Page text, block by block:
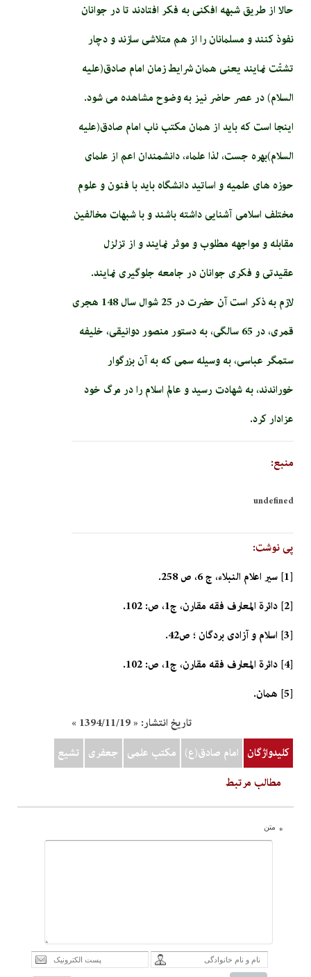
حالا از طریق شبهه افکنی به فکر افتادند تا در جوانان
نفوذ کنند و مسلمانان را از هم متلاشی سازند و دچار
تشتّت نمایند یعنی همان شرایط زمان امام صادق(علیه
السلام) در عصر حاضر نیز به وضوح مشاهده می شود.
اینجا است که باید از همان مکتب ناب امام صادق(علیه
السلام)بهره جست، لذا علماء، دانشمندان اعم از علمای
حوزه های علمیه و اساتید دانشگاه باید با فنون و علوم
مختلف اسلامی آشنایی داشته باشند و با شبهات مخالفین
مقابله و مواجهه مطلوب و موثر نمایند و از تزلزل
عقیدتی و فکری جوانان در جامعه جلوگیری نمایند.
لازم به ذکر است آن حضرت در 25 شوال سال 148 هجری
قمری، در 65 سالگی، به دستور منصور دوانیقی، خلیفه
ستمگر عباسی، به وسیله سمی که به آن بزرگوار
خوراندند، به شهادت رسید و عالم اسلام را در مرگ خود
عزادار کرد.
منبع:
undefined
پی نوشت:
[1] سير اعلام النبلاء، ج 6، ص 258.
[2] دائرة المعارف فقه مقارن، ج‏1، ص: 102.
[3] اسلام و آزادى بردگان ؛ ص42.
[4] دائرة المعارف فقه مقارن، ج‏1، ص: 102.
[5] همان.
تاریخ انتشار: « 1394/11/19 »
کلیدواژگان
امام صادق(ع) مکتب علمي جعفري
تشيع
مطالب مرتبط
* متن